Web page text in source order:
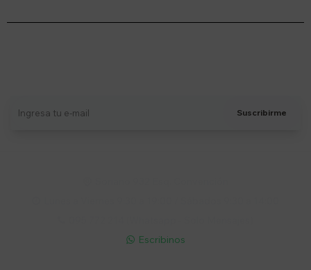
Suscribirme
 Escribinos